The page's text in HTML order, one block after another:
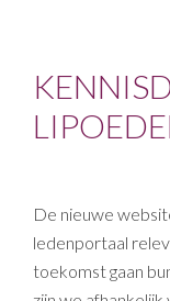
De nieuwe
ledenportaal
toekomst gaan